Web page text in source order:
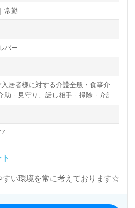
修 1,140円～ ※処遇改善手当 100円
夜勤日給」 16：00～翌10：00(休
修（ヘルパー2級）：単価21,100円
21,400円～ 3.時給1,140円 ～ ＜応
＞ ※処遇改善手当 100円（１年間
」 16：00～翌10：00(休憩120分）
常勤
パー
居者様に対する介護全般・食事介
助・見守り、話し相手・掃除・介護
い環境を常に考えております☆